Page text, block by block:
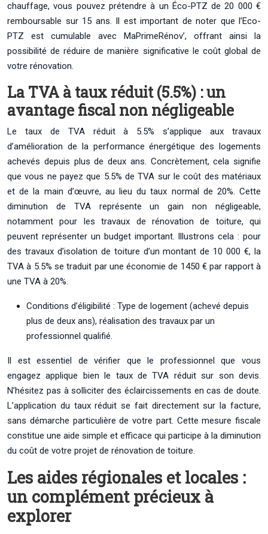
chauffage, vous pouvez prétendre à un Éco-PTZ de 20 000 €
remboursable sur 15 ans. Il est important de noter que l’Eco-
PTZ est cumulable avec MaPrimeRénov’, offrant ainsi la
possibilité de réduire de manière significative le coût global de
votre rénovation.
La TVA à taux réduit (5.5%) : un
avantage fiscal non négligeable
Le taux de TVA réduit à 5.5% s’applique aux travaux
d’amélioration de la performance énergétique des logements
achevés depuis plus de deux ans. Concrètement, cela signifie
que vous ne payez que 5.5% de TVA sur le coût des matériaux
et de la main d’œuvre, au lieu du taux normal de 20%. Cette
diminution de TVA représente un gain non négligeable,
notamment pour les travaux de rénovation de toiture, qui
peuvent représenter un budget important. Illustrons cela : pour
des travaux d’isolation de toiture d’un montant de 10 000 €, la
TVA à 5.5% se traduit par une économie de 1450 € par rapport à
une TVA à 20%.
Conditions d’éligibilité : Type de logement (achevé depuis
plus de deux ans), réalisation des travaux par un
professionnel qualifié.
Il est essentiel de vérifier que le professionnel que vous
engagez applique bien le taux de TVA réduit sur son devis.
N’hésitez pas à solliciter des éclaircissements en cas de doute.
L’application du taux réduit se fait directement sur la facture,
sans démarche particulière de votre part. Cette mesure fiscale
constitue une aide simple et efficace qui participe à la diminution
du coût de votre projet de rénovation de toiture.
Les aides régionales et locales :
un complément précieux à
explorer